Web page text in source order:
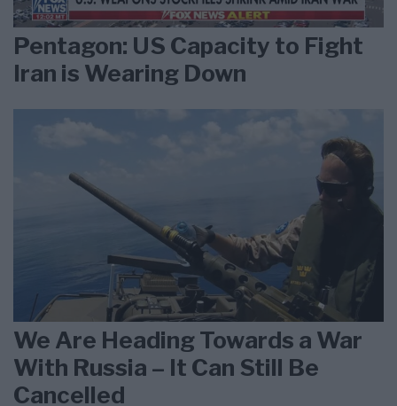
Pentagon: US Capacity to Fight
Iran is Wearing Down
We Are Heading Towards a War
With Russia – It Can Still Be
Cancelled